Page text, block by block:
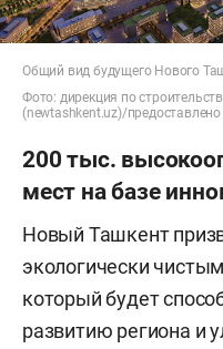
Общий вид будущего Нового
Фото: дирекция по
(newtashkent.uz)/
200 тыс.
мест на базе
Новый Ташкент
экологически
который будет
развитию региона и